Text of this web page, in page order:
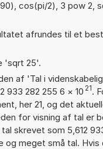
cos(pi/2), 3 pow 2,
afrundes til et
'sqrt 25'.
af 'Tal i
933 282 255 6 × 10 21.
her 21, og det
for visning af tal er
skrevet som 5,612
meget små tal. Hvis